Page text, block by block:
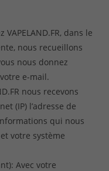
dans le
nous recueillons
nous donnez
e-mail.
nous recevons
(IP) l’adresse de
qui nous
votre système
Avec votre